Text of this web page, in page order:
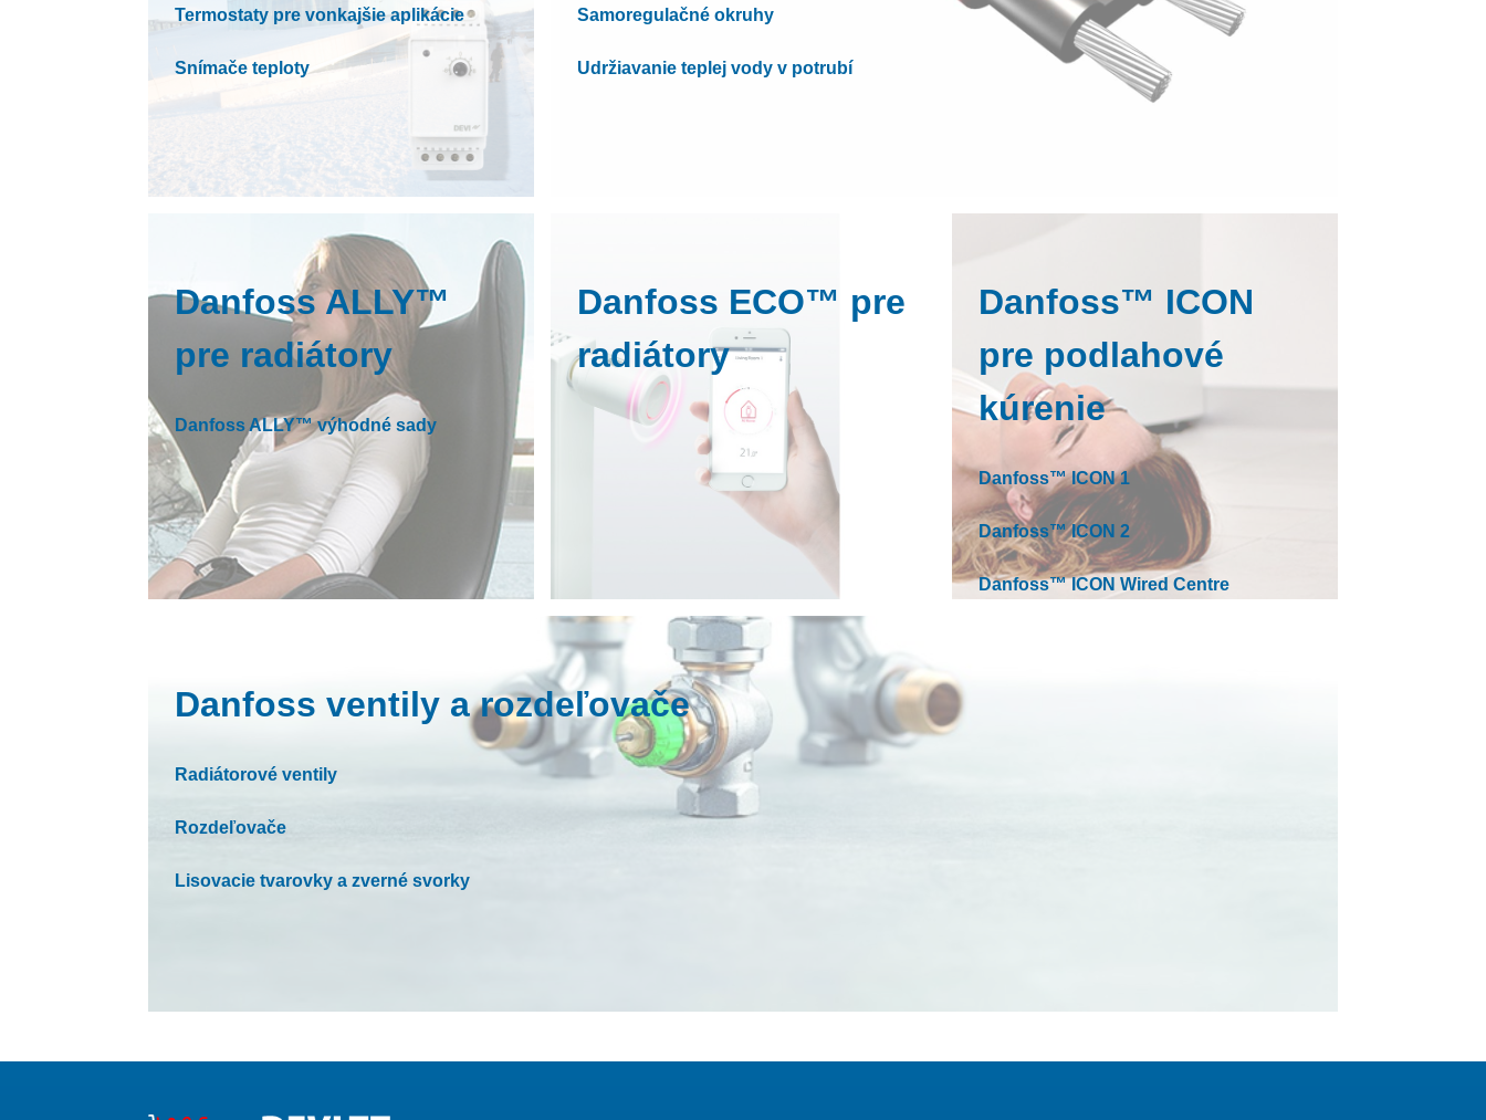
Ochrana asfaltových plôch pred
snehom a ľadom
Termostaty pre vonkajšie aplikácie
Snímače teploty
Samoregulačné okruhy
Udržiavanie teplej vody v potrubí
Danfoss ALLY™
pre radiátory
Danfoss ALLY™ výhodné sady
Danfoss ECO™ pre
radiátory
Danfoss™ ICON
pre podlahové
kúrenie
Danfoss™ ICON 1
Danfoss™ ICON 2
Danfoss™ ICON Wired Centre
Danfoss ventily a rozdeľovače
Radiátorové ventily
Rozdeľovače
Lisovacie tvarovky a zverné svorky